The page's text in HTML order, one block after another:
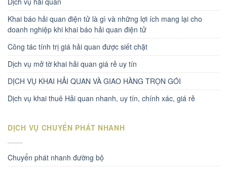
Khai báo hải quan điện tử là gì và những lợi ích mang lại cho
doanh nghiệp khi khai báo hải quan điện tử
Công tác tính trị giá hải quan được siết chặt
Dịch vụ mở tờ khai hải quan giá rẻ uy tín
DỊCH VỤ KHAI HẢI QUAN VÀ GIAO HÀNG TRỌN GÓI
Dịch vụ khai thuê Hải quan nhanh, uy tín, chính xác, giá rẻ
DỊCH VỤ CHUYỂN PHÁT NHANH
Chuyển phát nhanh đường bộ